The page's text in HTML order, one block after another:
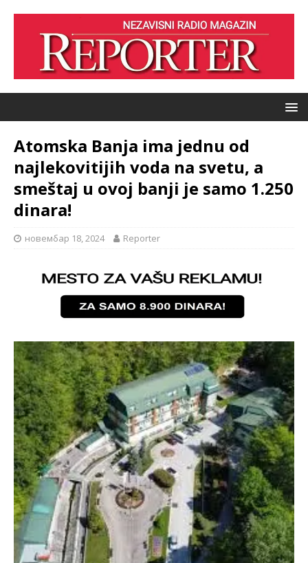
Atomska Banja ima jednu od
najlekovitijih voda na svetu, a
smeštaj u ovoj banji je samo 1.250
dinara!
новембар 18, 2024 Reporter